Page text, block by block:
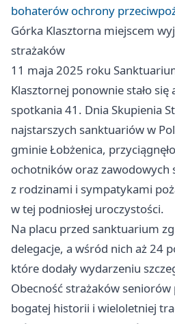
bohaterów ochrony
Górka Klasztorna miejscem
strażaków
11 maja 2025 roku
Klasztornej ponownie stało się
spotkania 41. Dnia Skupienia
najstarszych sanktuariów w
gminie Łobżenica,
ochotników oraz zawodowych
z rodzinami i sympatykami
w tej podniosłej uroczystości.
Na placu przed sanktuarium
delegacje, a wśród nich aż 24
które dodały wydarzeniu
Obecność strażaków seniorów
bogatej historii i wieloletniej